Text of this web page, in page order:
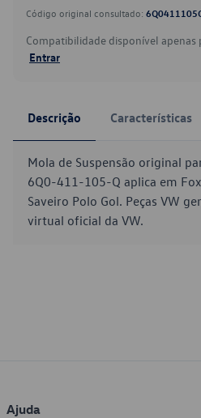
Código original consultado:
Compatibilidade disponível apenas
Entrar
Descrição Características
Mola de Suspensão original
6Q0-411-105-Q aplica em
Saveiro Polo Gol. Peças VW
virtual oficial da VW.
Ajuda